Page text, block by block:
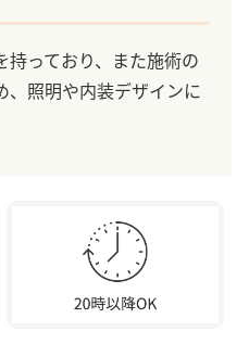
持っており、また施術の
、照明や内装デザインに